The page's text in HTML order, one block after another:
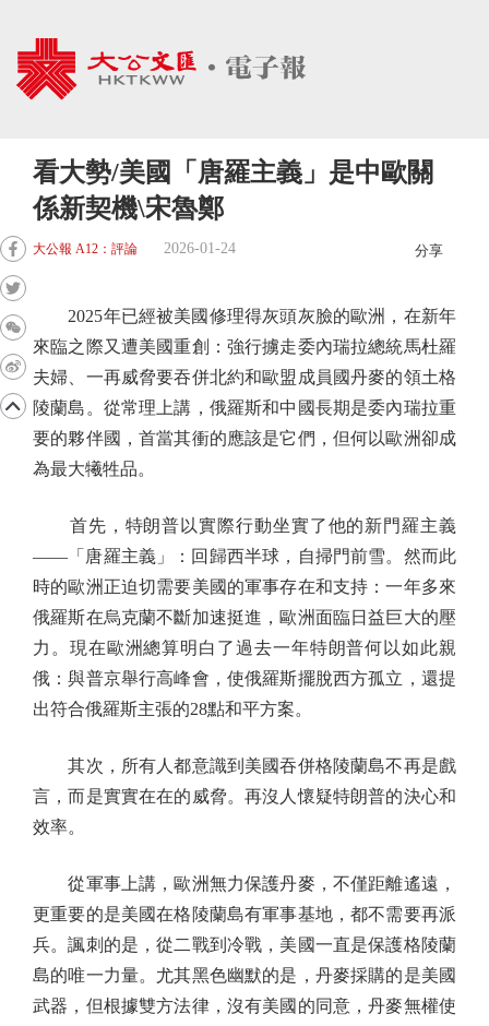
看大勢/美國「唐羅主義」是中歐關
係新契機\宋魯鄭
大公報 A12：評論 2026-01-24 分享
2025年已經被美國修理得灰頭灰臉的歐洲，在新年
來臨之際又遭美國重創：強行擄走委內瑞拉總統馬杜羅
夫婦、一再威脅要吞併北約和歐盟成員國丹麥的領土格
陵蘭島。從常理上講，俄羅斯和中國長期是委內瑞拉重
要的夥伴國，首當其衝的應該是它們，但何以歐洲卻成
為最大犧牲品。
首先，特朗普以實際行動坐實了他的新門羅主義
——「唐羅主義」：回歸西半球，自掃門前雪。然而此
時的歐洲正迫切需要美國的軍事存在和支持：一年多來
俄羅斯在烏克蘭不斷加速挺進，歐洲面臨日益巨大的壓
力。現在歐洲總算明白了過去一年特朗普何以如此親
俄：與普京舉行高峰會，使俄羅斯擺脫西方孤立，還提
出符合俄羅斯主張的28點和平方案。
其次，所有人都意識到美國吞併格陵蘭島不再是戲
言，而是實實在在的威脅。再沒人懷疑特朗普的決心和
效率。
從軍事上講，歐洲無力保護丹麥，不僅距離遙遠，
更重要的是美國在格陵蘭島有軍事基地，都不需要再派
兵。諷刺的是，從二戰到冷戰，美國一直是保護格陵蘭
島的唯一力量。尤其黑色幽默的是，丹麥採購的是美國
武器，但根據雙方法律，沒有美國的同意，丹麥無權使